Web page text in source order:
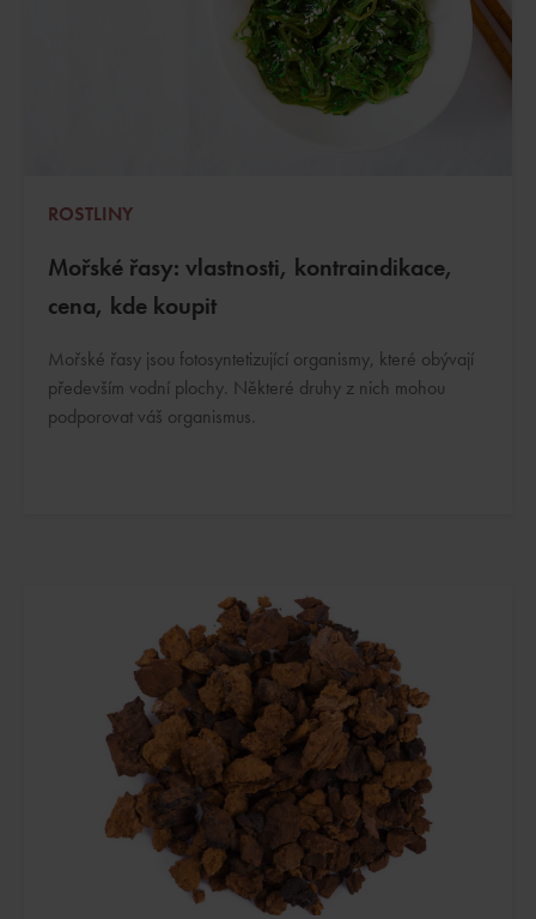
ROSTLINY
Mořské řasy: vlastnosti, kontraindikace,
cena, kde koupit
Mořské řasy jsou fotosyntetizující organismy, které obývají
především vodní plochy. Některé druhy z nich mohou
podporovat váš organismus.